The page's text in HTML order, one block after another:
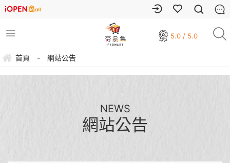
5.0 / 5.0
首頁 - 網站公告
NEWS
網站公告